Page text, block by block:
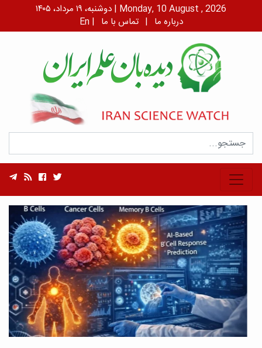
دوشنبه، ۱۹ مرداد، ۱۴۰۵ | Monday, 10 August , 2026
En | درباره ما | تماس با ما